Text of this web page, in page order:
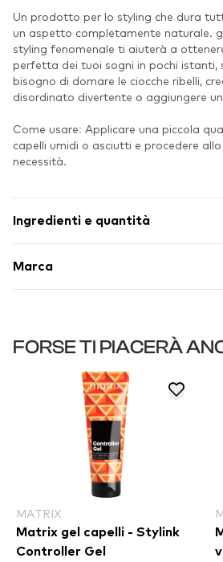
Un prodotto per lo styling che dura
un aspetto completamente naturale.
styling fenomenale ti aiuterà a
perfetta dei tuoi sogni in pochi istanti,
bisogno di domare le ciocche ribelli,
disordinato divertente o aggiungere
Come usare: Applicare una piccola
capelli umidi o asciutti e procedere
necessità.
Ingredienti e quantità
Marca
FORSE TI PIACERÀ
MATRIX
Matrix gel capelli - Stylink
Controller Gel